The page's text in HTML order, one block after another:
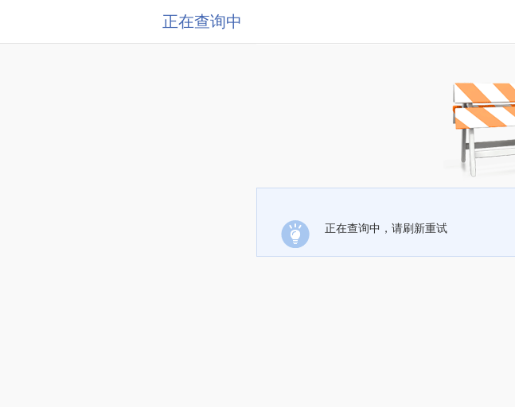
正在查询中
正在查询中，请刷新重试